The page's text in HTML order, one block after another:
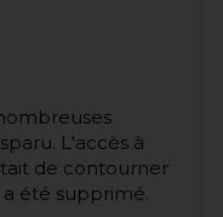
L'accès à
de contourner
été supprimé.